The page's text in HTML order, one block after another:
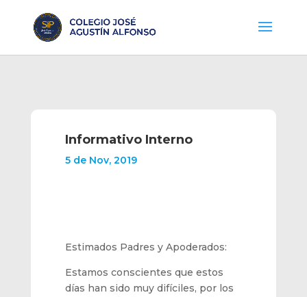
Informativo Interno
5 de Nov, 2019
Estimados Padres y Apoderados:
Estamos conscientes que estos
días han sido muy difíciles, por los